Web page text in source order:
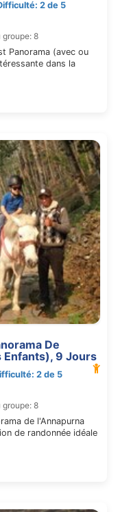
2 de 5
groupe: 8
Panorama (avec ou
dans la
De
Enfants), 9 Jours
2 de 5
groupe: 8
de l'Annapurna
de randonnée idéale